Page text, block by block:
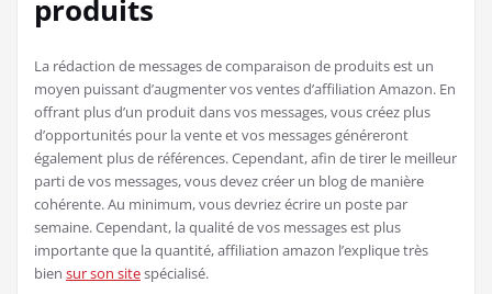
produits
La rédaction de messages de comparaison de produits est un
moyen puissant d’augmenter vos ventes d’affiliation Amazon. En
offrant plus d’un produit dans vos messages, vous créez plus
d’opportunités pour la vente et vos messages généreront
également plus de références. Cependant, afin de tirer le meilleur
parti de vos messages, vous devez créer un blog de manière
cohérente. Au minimum, vous devriez écrire un poste par
semaine. Cependant, la qualité de vos messages est plus
importante que la quantité, affiliation amazon l’explique très
bien sur son sitespécialisé.